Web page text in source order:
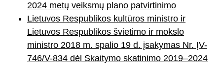
2024 metų veiksmų plano patvirtinimo
Lietuvos Respublikos kultūros ministro ir
Lietuvos Respublikos švietimo ir mokslo
ministro 2018 m. spalio 19 d. įsakymas Nr. ĮV-
746/V-834 dėl Skaitymo skatinimo 2019–2024